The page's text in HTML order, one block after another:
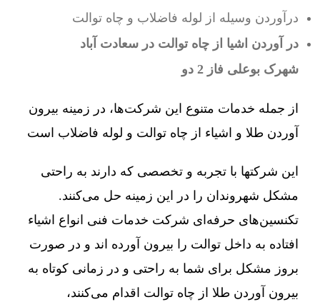
درآوردن وسیله از لوله فاضلاب و چاه توالت
در آوردن اشیا از چاه توالت در سعادت آباد
شهرک بوعلی فاز 2 دو
از جمله خدمات متنوع این شرکت‌ها، در زمینه بیرون
آوردن طلا و اشیاء از چاه توالت و لوله فاضلاب است
این شرکتها با تجربه و تخصصی که دارند به راحتی
مشکل شهروندان را در این زمینه حل می‌کنند.
تکنسین‌های حرفه‌ای شرکت خدمات فنی انواع اشیاء
افتاده به داخل توالت را بیرون آورده اند و در صورت
بروز مشکل برای شما به راحتی و در زمانی کوتاه به
بیرون آوردن طلا از چاه توالت اقدام می‌کنند،